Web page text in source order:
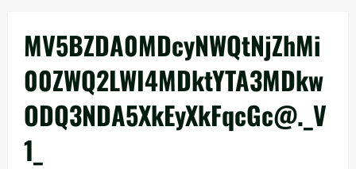
MV5BZDA0MDcyNWQtNjZhMi
00ZWQ2LWI4MDktYTA3MDkw
ODQ3NDA5XkEyXkFqcGc@._V
1_